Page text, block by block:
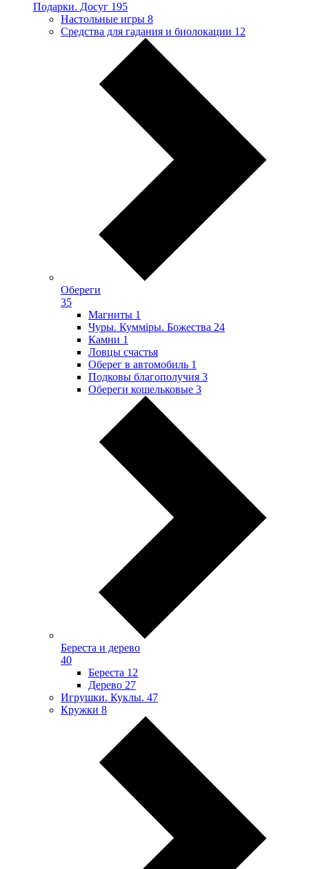
Подарки. Досуг 195
Настольные игры 8
Средства для гадания и биолокации 12
Обереги
35
Магниты 1
Чуры. Куммiры. Божества 24
Камни 1
Ловцы счастья
Оберег в автомобиль 1
Подковы благополучия 3
Обереги кошельковые 3
Береста и дерево
40
Береста 12
Дерево 27
Игрушки. Куклы. 47
Кружки 8